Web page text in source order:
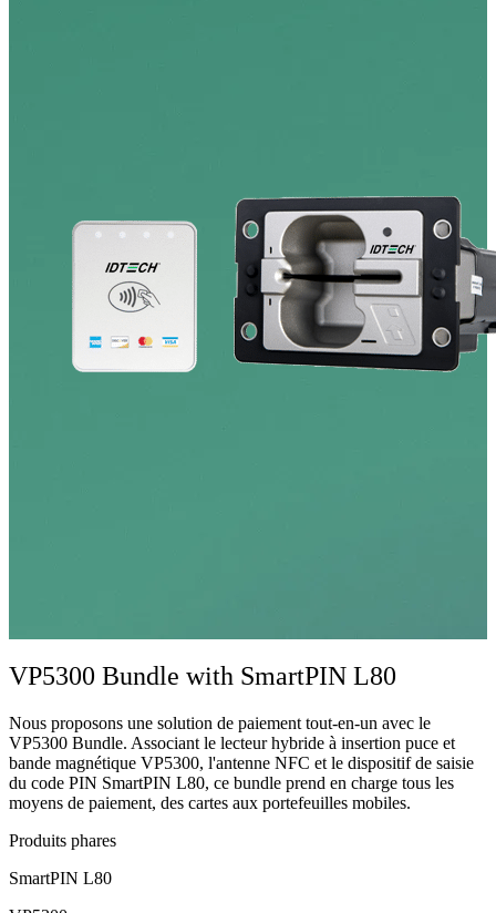
VP5300 Bundle with SmartPIN L80
Nous proposons une solution de paiement tout-en-un avec le
VP5300 Bundle. Associant le lecteur hybride à insertion puce et
bande magnétique VP5300, l'antenne NFC et le dispositif de saisie
du code PIN SmartPIN L80, ce bundle prend en charge tous les
moyens de paiement, des cartes aux portefeuilles mobiles.
Produits phares
SmartPIN L80